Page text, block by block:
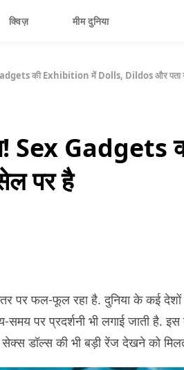
क्विज़ मीम दुनिया
की Exhibition में Dolls, Dildos और पता
Sex
पर है
पर फल-फूल रहा है. दुनिया के कई
पर प्रदर्शनी भी लगाई जाती है. इस
डॉल्‍स की भी बड़ी रेंज देखने को